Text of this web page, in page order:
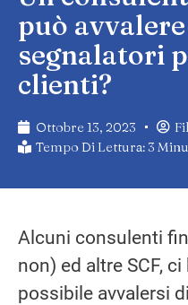
può
segnalatori
clienti?
Ottobre 13, 2023
Tempo Di Lettura: 3
Alcuni consulenti
non) ed altre SCF,
possibile avvalersi